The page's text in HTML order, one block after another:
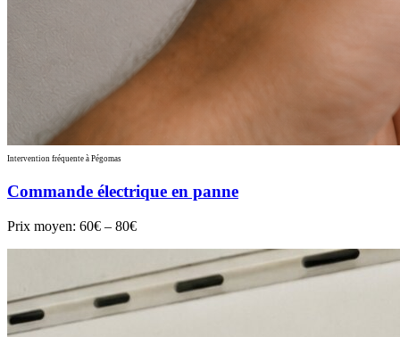
Intervention fréquente à Pégomas
Commande électrique en panne
Prix moyen: 60€ – 80€